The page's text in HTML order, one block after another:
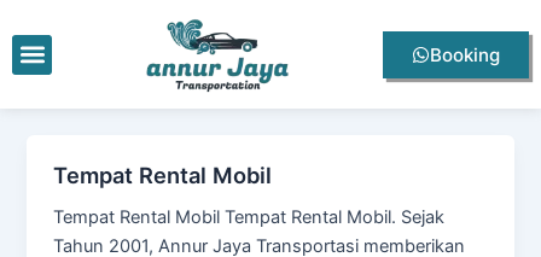
ke
konten
Menu Booking
Tempat Rental Mobil
Tempat Rental Mobil Tempat Rental Mobil. Sejak
Tahun 2001, Annur Jaya Transportasi memberikan